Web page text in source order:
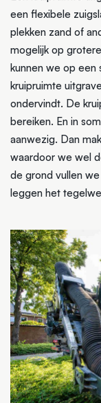
een flexibele
plekken zand of
mogelijk op
kunnen we op een
kruipruimte
ondervindt. De
bereiken. En in
aanwezig. Dan
waardoor we wel
de grond vullen
leggen het